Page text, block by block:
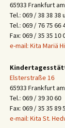
65933 Frankfurt
Tel.: 069 / 38 38
Tel.: 069 / 76 75 66
Fax: 069 / 35 35 10
e-mail: Kita Mariä
Elsterstraße 16
65933 Frankfurt
Tel.: 069 / 39 30 60
Fax: 069 / 35 35 89
e-mail: Kita St.